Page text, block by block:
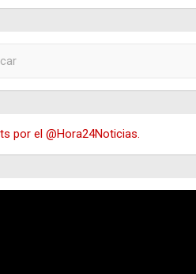
por el @Hora24Noticias.